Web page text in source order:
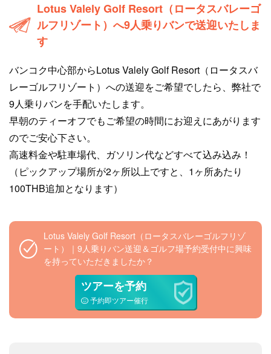
Lotus Valely Golf Resort（ロータスバレーゴ
ルフリゾート）へ9人乗りバンで送迎いたしま
す
バンコク中心部からLotus Valely Golf Resort（ロータスバ
レーゴルフリゾート）への送迎をご希望でしたら、弊社で
9人乗りバンを手配いたします。
早朝のティーオフでもご希望の時間にお迎えにあがります
のでご安心下さい。
高速料金や駐車場代、ガソリン代などすべて込み込み！
（ピックアップ場所が2ヶ所以上ですと、1ヶ所あたり
100THB追加となります）
Lotus Valely Golf Resort（ロータスバレーゴルフリゾ
ート）｜9人乗りバン送迎＆ゴルフ場予約受付中に興味
を持っていただきましたか？
ツアーを予約
予約即ツアー催行